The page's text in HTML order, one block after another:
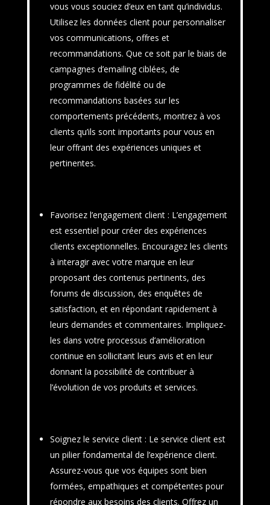
vous vous souciez d’eux en tant qu’individus.
Utilisez les données client pour personnaliser
vos communications, offres et
recommandations. Que ce soit par le biais de
campagnes d’emailing ciblées, de
programmes de fidélité ou de
recommandations basées sur les
comportements précédents, montrez à vos
clients qu’ils sont importants pour vous en
leur offrant des expériences uniques et
pertinentes.
Favorisez l’engagement client: L’engagement
est essentiel pour créer des expériences
clients exceptionnelles. Encouragez les clients
à interagir avec votre marque en leur
proposant des contenus pertinents, des
forums de discussion, des enquêtes de
satisfaction, et en répondant rapidement à
leurs demandes et commentaires. Impliquez-
les dans votre processus d’amélioration
continue en sollicitant leurs avis et en leur
donnant la possibilité de contribuer à
l’évolution de vos produits et services.
Soignez le service client : Le service client est
un pilier fondamental de l’expérience client.
Assurez-vous que vos équipes sont bien
formées, empathiques et compétentes pour
répondre aux besoins des clients. Offrez un